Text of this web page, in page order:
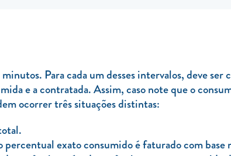
Para cada um desses intervalos, deve
e a contratada. Assim, caso note que o
ocorrer três situações distintas:
exato consumido é faturado com